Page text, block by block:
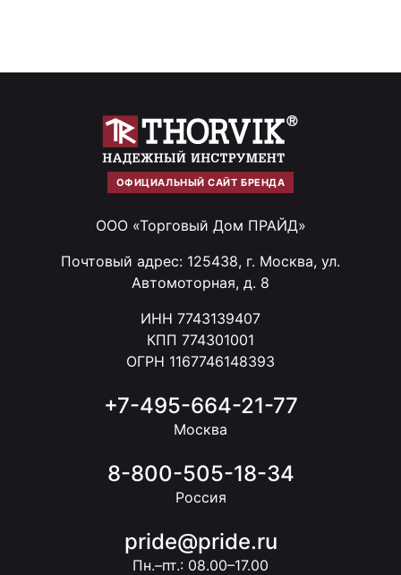
ОФИЦИАЛЬНЫЙ САЙТ БРЕНДА
ООО «Торговый Дом ПРАЙД»
Почтовый адрес: 125438, г. Москва, ул.
Автомоторная, д. 8
ИНН 7743139407
КПП 774301001
ОГРН 1167746148393
+7-495-664-21-77
Москва
8-800-505-18-34
Россия
pride@pride.ru
Пн.–пт.: 08.00–17.00